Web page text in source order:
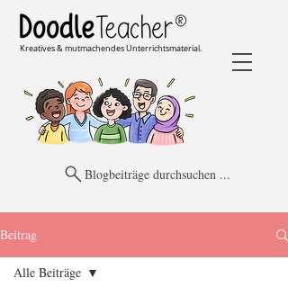
Kreatives & mutmachendes Unterrichtsmaterial.
Blogbeiträge durchsuchen ...
Beitrag
Alle Beiträge